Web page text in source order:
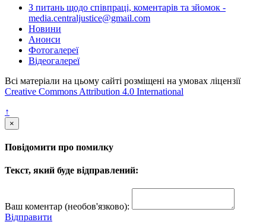
З питань щодо співпраці, коментарів та зйомок -
media.centraljustice@gmail.com
Новини
Анонси
Фотогалереї
Відеогалереї
Всі матеріали на цьому сайті розміщені на умовах ліцензії
Creative Commons Attribution 4.0 International
↑
×
Повідомити про помилку
Текст, який буде відправлений:
Ваш коментар (необов'язково):
Відправити